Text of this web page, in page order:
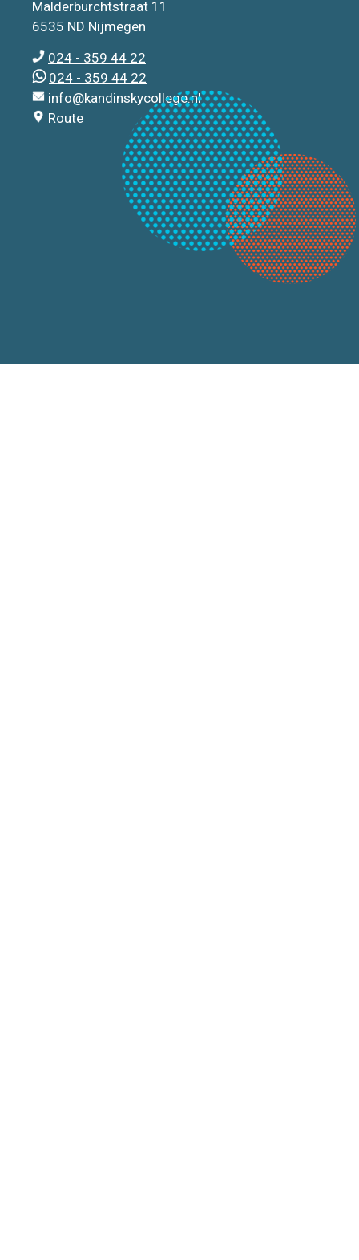
Malderburchtstraat 11
6535 ND Nijmegen
024 - 359 44 22
024 - 359 44 22
info@kandinskycollege.nl
Route